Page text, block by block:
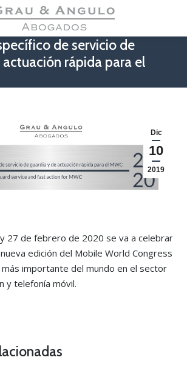
de servicio de
rápida para el
Dic
10
2019
27 de febrero de 2020 se va a celebrar
edición del Mobile World Congress
importante del mundo en el sector
y telefonía móvil.